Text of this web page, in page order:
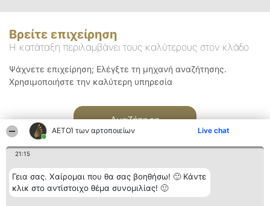
ΑΕΤΟΊ των αρτοποιείων Live chat
21:15
Γεια σας. Χαίρομαι που θα σας βοηθήσω! 🙂 Κάντε
κλικ στο αντίστοιχο θέμα συνομιλίας! 🙂
Βρείτε επιχείρηση
Η κατάταξη περιλαμβάνει τους καλύτερους στον κλάδο
Ψάχνετε επιχείρηση; Ελέγξτε τη μηχανή αναζήτησης.
Χρησιμοποιήστε την καλύτερη υπηρεσία
Αναζήτηση